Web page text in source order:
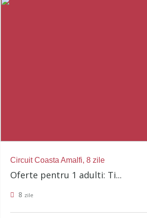
Circuit Coasta Amalfi, 8 zile
Oferte pentru 1 adulti: Ti...
8 zile